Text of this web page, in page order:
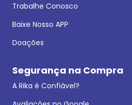
Trabalhe Conosco
Baixe Nosso APP
Doações
Segurança na Compra
A Rika é Confiável?